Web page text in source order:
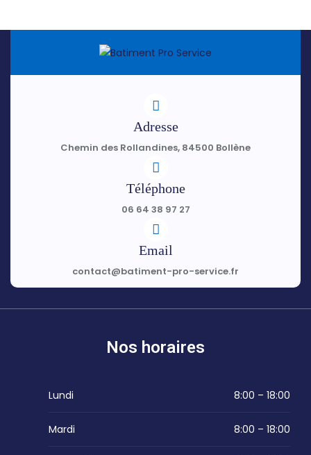
Adresse
Chemin des Rollandines, 84500 Bollène
Téléphone
06 64 38 97 27
Email
contact@batiment-pro-service.fr
Nos horaires
Lundi 8:00 – 18:00
Mardi 8:00 – 18:00